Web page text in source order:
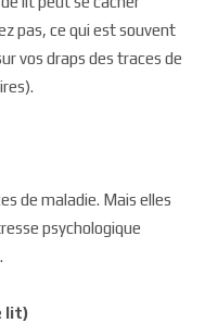
pas, ce qui est souvent
vos draps des traces de
de maladie. Mais elles
psychologique
lit)